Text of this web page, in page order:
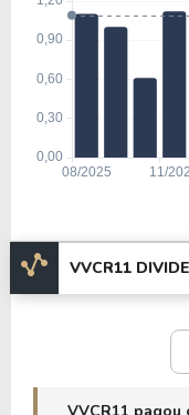
VVCR11